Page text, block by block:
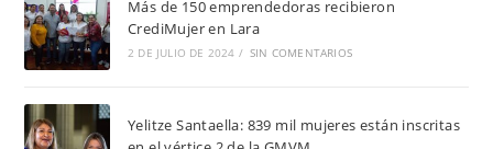
Más de 150 emprendedoras recibieron
CrediMujer en Lara
2 DE JULIO DE 2024 / SIN COMENTARIOS
Yelitze Santaella: 839 mil mujeres están inscritas